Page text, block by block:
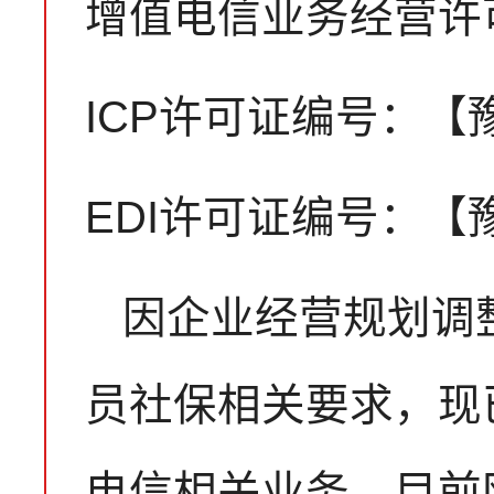
增值电信业务经营
ICP许可证编号：【
EDI许可证编号：【
因企业经营规划
员社保相关要求，